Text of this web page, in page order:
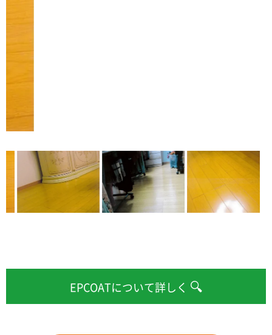
EPCOATについて詳しく 🔍